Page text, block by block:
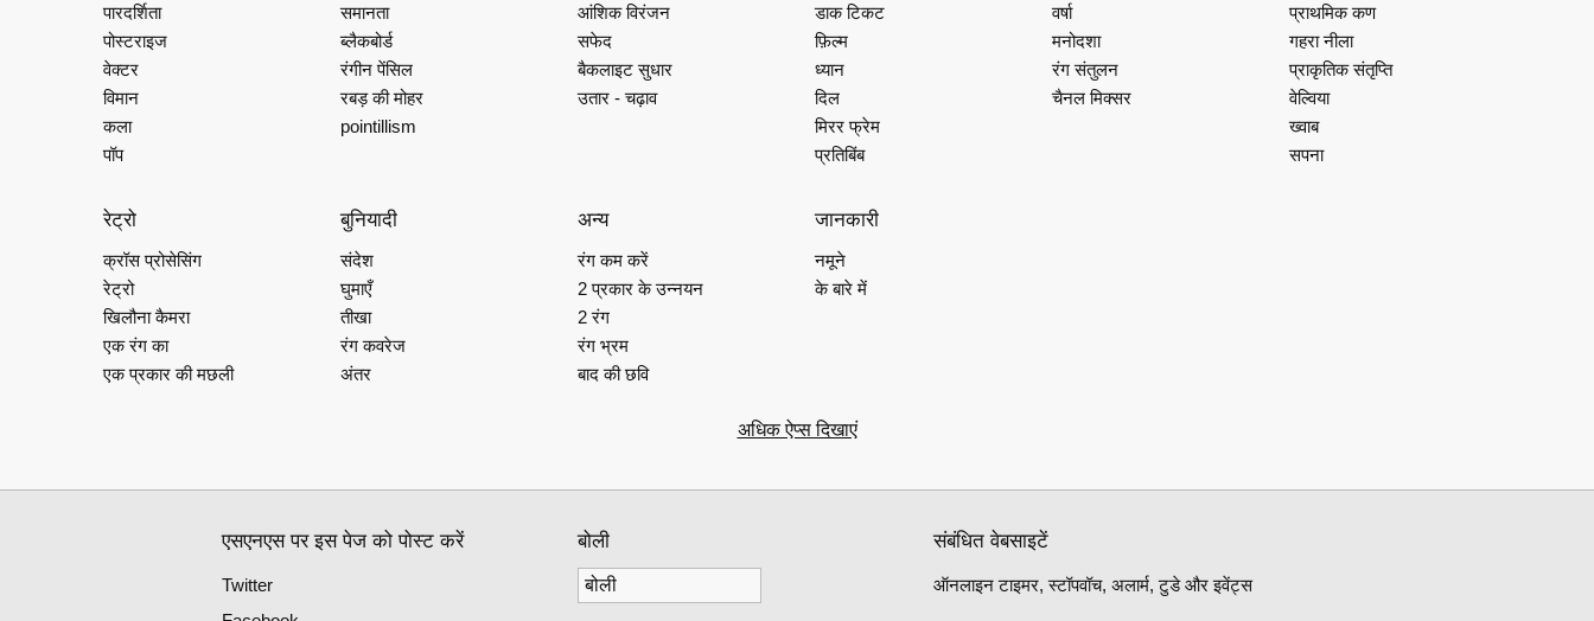
पारदर्शिता
पोस्टराइज
वेक्टर
विमान
कला
पॉप
समानता
ब्लैकबोर्ड
रंगीन पेंसिल
रबड़ की मोहर
pointillism
आंशिक विरंजन
सफेद
बैकलाइट सुधार
उतार - चढ़ाव
डाक टिकट
फ़िल्म
ध्यान
दिल
मिरर फ्रेम
प्रतिबिंब
वर्षा
मनोदशा
रंग संतुलन
चैनल मिक्सर
प्राथमिक कण
गहरा नीला
प्राकृतिक संतृप्ति
वेल्विया
ख्वाब
सपना
रेट्रो
क्रॉस प्रोसेसिंग
रेट्रो
खिलौना कैमरा
एक रंग का
एक प्रकार की मछली
बुनियादी
संदेश
घुमाएँ
तीखा
रंग कवरेज
अंतर
अन्य
रंग कम करें
2 प्रकार के उन्नयन
2 रंग
रंग भ्रम
बाद की छवि
जानकारी
नमूने
के बारे में
अधिक ऐप्स दिखाएं
एसएनएस पर इस पेज को पोस्ट करें
Twitter
बोली संबंधित वेबसाइटें
ऑनलाइन टाइमर, स्टॉपवॉच, अलार्म, टुडे और इवेंट्स